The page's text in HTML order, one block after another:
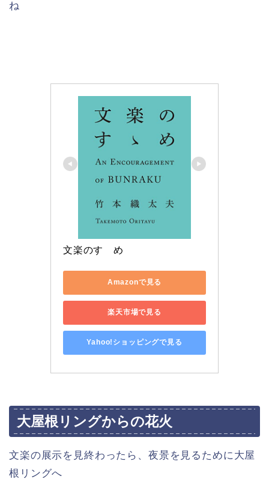
ね
文楽のすゝめ
Amazonで見る
楽天市場で見る
Yahoo!ショッピングで見る
大屋根リングからの花火
文楽の展示を見終わったら、夜景を見るために大屋
根リングへ